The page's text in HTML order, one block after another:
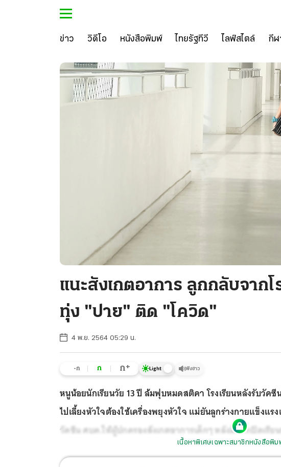
ข่าว วิดีโอ หนังสือพิมพ์ ไทยรัฐทีวี ไลฟ์สไตล์ กีฬ
แนะสังเกตอาการ ลูกกลับจาก
ทุ่ง "ปาย" ติด "โควิด"
4 พ.ย. 2564 05:29 น.
-ก ก ก+ Light ฟังข่าว
หนูน้อยนักเรียนวัย 13 ปี ล้มฟุบหมดสติคา โรงเรียนหลังรับวัค
ไปเลี้ยงหัวใจต้องใช้เครื่องพยุงหัวใจ แม่ยันลูกร่างกายแข็งแ
วัคซีน ศบค.ให้ผู้ปกครองสังเกตอาการเด็กๆ หลังมีการเปิดเรีย
วิด-19 กลับมาระบาดหนักอีกรอบ กาฬสินธุ์ยังน่าห่วงเจอ 2 ค
เนื้อหาพิเศษเฉพาะสมาชิกหนังสือพิม